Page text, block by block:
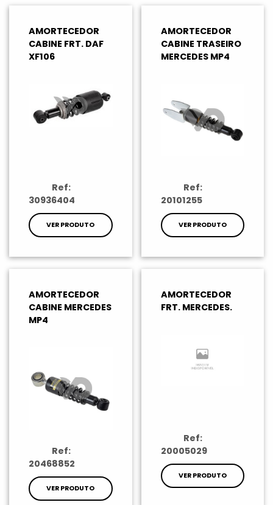
AMORTECEDOR
CABINE FRT. DAF
XF106
Ref:
30936404
VER PRODUTO
AMORTECEDOR
CABINE TRASEIRO
MERCEDES MP4
Ref:
20101255
VER PRODUTO
AMORTECEDOR
CABINE MERCEDES
MP4
Ref:
20468852
VER PRODUTO
AMORTECEDOR
FRT. MERCEDES.
Ref:
20005029
VER PRODUTO